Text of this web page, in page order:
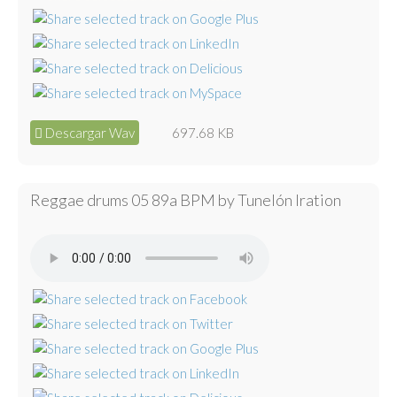
Descargar Wav 697.68 KB
Reggae drums 05 89a BPM by Tunelón Iration